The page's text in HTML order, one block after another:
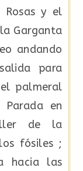
Rosas y el
Garganta
andando
para
palmeral
en
de la
fósiles ;
hacia las